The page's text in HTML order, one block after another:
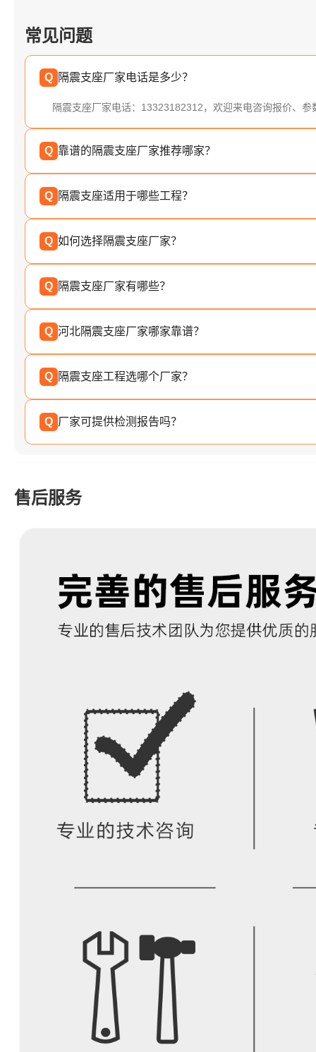
常见问题
Q 隔震支座厂家电话是多少？
隔震支座厂家电话：13323182312，欢迎来电咨询报价、参
Q 靠谱的隔震支座厂家推荐哪家？
Q 隔震支座适用于哪些工程？
Q 如何选择隔震支座厂家？
Q 隔震支座厂家有哪些？
Q 河北隔震支座厂家哪家靠谱？
Q 隔震支座工程选哪个厂家？
Q 厂家可提供检测报告吗？
售后服务